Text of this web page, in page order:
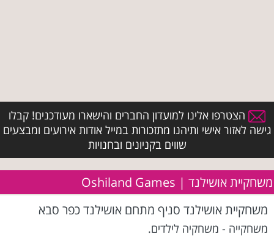
הצטרפו אלינו למועדון החברים והישארו מעודכנים! קבלו
גישה לאזור אישי ותיהנו מתזכורות במייל אודות אירועים ומבצעים
שווים בקניונים ובחנויות
משחקיית אושילנד | Oshiland Games
משחקיית אושילנד סניף מתחם אושילנד כפר סבא
משחקייה - משחקיה לילדים.